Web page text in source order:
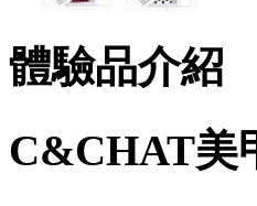
體驗品介紹
C&CHAT美